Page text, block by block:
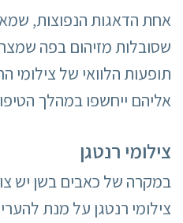
אחת הדאגות הנפוצות,
שסובלות מזיהום בפה
תופעות הלוואי של צילומי
אליהם ייחשפו במהלך
צילומי רנטגן
במקרה של כאבים בשן יש
צילומי רנטגן על מנת